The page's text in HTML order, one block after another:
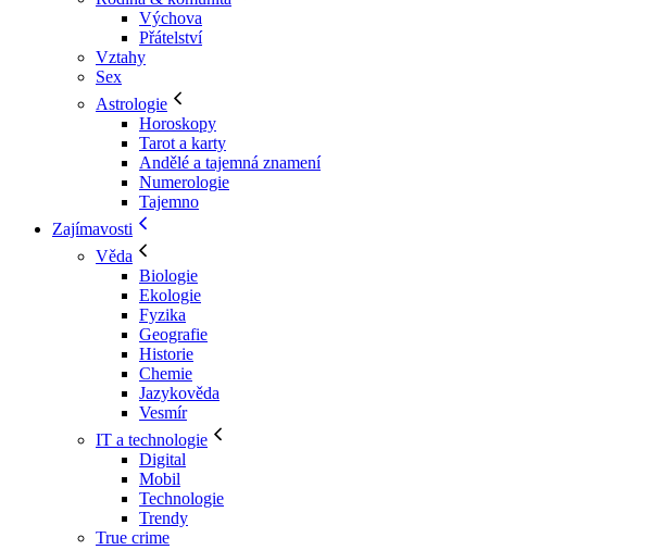
Výchova
Přátelství
Vztahy
Sex
Astrologie
Horoskopy
Tarot a karty
Andělé a tajemná znamení
Numerologie
Tajemno
Zajímavosti
Věda
Biologie
Ekologie
Fyzika
Geografie
Historie
Chemie
Jazykověda
Vesmír
IT a technologie
Digital
Mobil
Technologie
Trendy
True crime